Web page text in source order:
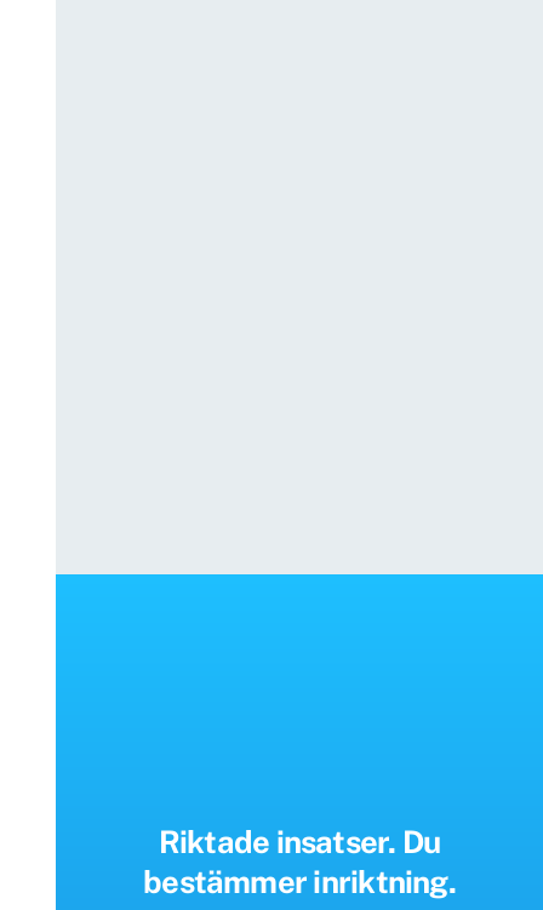
Riktade insatser. Du
bestämmer inriktning.